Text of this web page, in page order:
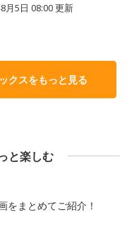
月5日 08:00更新
クスをもっと見る
と楽しむ
をまとめてご紹介！